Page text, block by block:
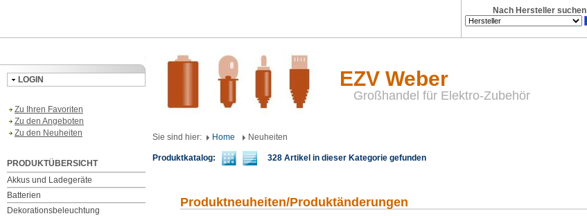
Nach Hersteller suchen
LOGIN
Zu Ihren Favoriten
Zu den Angeboten
Zu den Neuheiten
PRODUKTÜBERSICHT
Akkus und Ladegeräte
Batterien
Dekorationsbeleuchtung
EZV Weber
Großhandel für Elektro-Zubehör
Sie sind hier: Home Neuheiten
Produktkatalog: 328 Artikel in dieser Kategorie gefunden
Produktneuheiten/Produktänderungen